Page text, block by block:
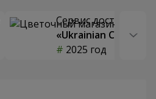
Сервис доставки
«Ukrainian Choice»
2025 год